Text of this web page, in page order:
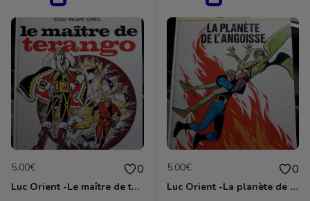
5.00€ 0
Luc Orient -Le maître de terango
5.00€ 0
Luc Orient -La planète de l'angoisse